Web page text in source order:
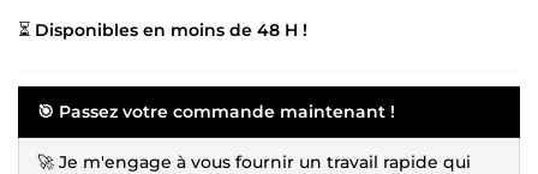
⏳ Disponibles en moins de 48 H !
🎯 Passez votre commande maintenant !
🚀 Je m'engage à vous fournir un travail rapide qui